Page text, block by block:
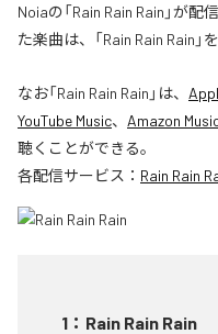
Noiaの「Rain Rain Rain」が
た楽曲は、「Rain Rain Rain」
なお「Rain Rain Rain 」は、
YouTube Music、 Amazon
聴くことができる。
各配信サービス： Rain Rain
1 ： Rain Rain Rain